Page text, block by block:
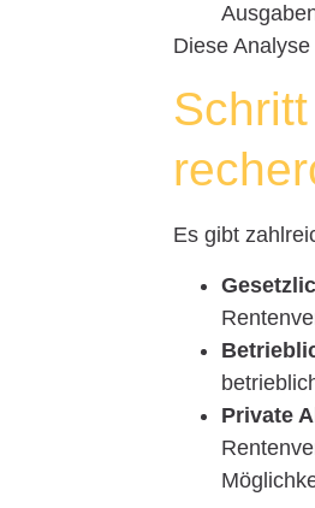
Diese
Es gibt
Private